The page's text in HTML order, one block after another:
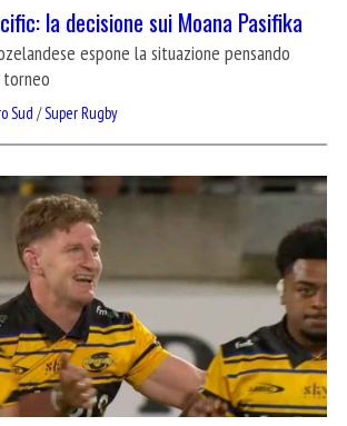
la decisione sui Moana Pasifika
espone la situazione pensando
Sud /Super Rugby